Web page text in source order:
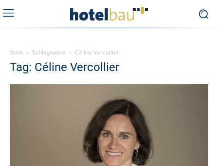
Start Schlagworte Céline Vercollier
Tag: Céline Vercollier